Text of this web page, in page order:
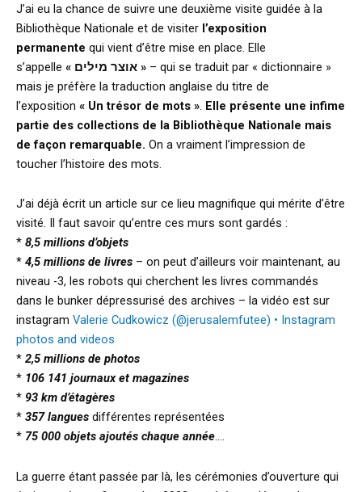
J’ai eu la chance de suivre une deuxième visite guidée à la
Bibliothèque Nationale et de visiter l’exposition
permanente qui vient d’être mise en place. Elle
s’appelle
« אוצר מילים » – qui se traduit par « dictionnaire »
mais je préfère la traduction anglaise du titre de
l’exposition « Un trésor de mots » Elle présente une infime
partie des collections de la Bibliothèque Nationale mais
de façon remarquable. On a vraiment l’impression de
toucher l’histoire des mots.
J’ai déjà écrit un article sur ce lieu magnifique qui mérite d’être
visité. Il faut savoir qu’entre ces murs sont gardés :
* 8,5 millions d’objets
* 4,5 millions de livres – on peut d’ailleurs voir maintenant, au
niveau -3, les robots qui cherchent les livres commandés
dans le bunker dépressurisé des archives – la vidéo est sur
instagram Valerie Cudkowicz (@jerusalemfutee) • Instagram
photos and videos
* 2,5 millions de photos
* 106 141 journaux et magazines
* 93 km d’étagères
* 357 langues différentes représentées
* 75 000 objets ajoutés chaque année….
La guerre étant passée par là, les cérémonies d’ouverture qui